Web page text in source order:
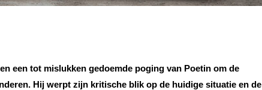
een tot mislukken gedoemde poging van Poetin om de
Hij werpt zijn kritische blik op de huidige situatie en de